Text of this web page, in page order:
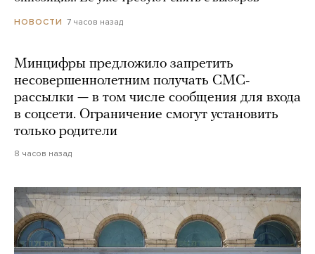
НОВОСТИ 7 часов назад
Минцифры предложило запретить
несовершеннолетним получать СМС-
рассылки — в том числе сообщения для входа
в соцсети. Ограничение смогут установить
только родители
8 часов назад